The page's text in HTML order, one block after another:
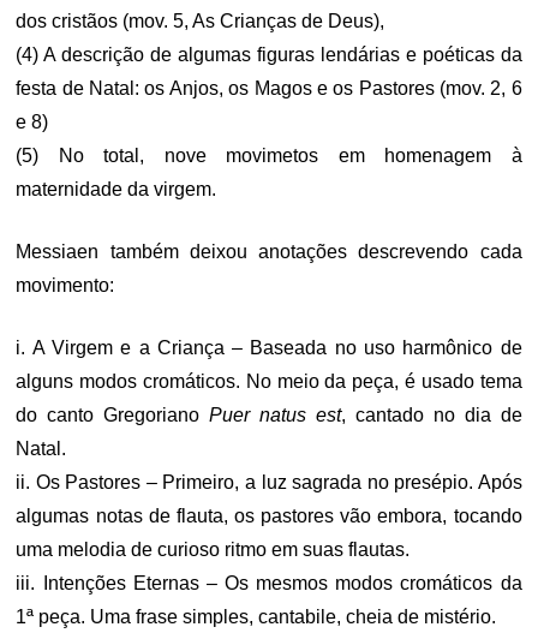
dos cristãos (mov. 5, As Crianças de Deus),
(4) A descrição de algumas figuras lendárias e poéticas da
festa de Natal: os Anjos, os Magos e os Pastores (mov. 2, 6
e 8)
(5) No total, nove movimetos em homenagem à
maternidade da virgem.
Messiaen também deixou anotações descrevendo cada
movimento:
i. A Virgem e a Criança – Baseada no uso harmônico de
alguns modos cromáticos. No meio da peça, é usado tema
do canto GregorianoPuer natus est, cantado no dia de
Natal.
ii. Os Pastores – Primeiro, a luz sagrada no presépio. Após
algumas notas de flauta, os pastores vão embora, tocando
uma melodia de curioso ritmo em suas flautas.
iii. Intenções Eternas – Os mesmos modos cromáticos da
1ª peça. Uma frase simples, cantabile, cheia de mistério.